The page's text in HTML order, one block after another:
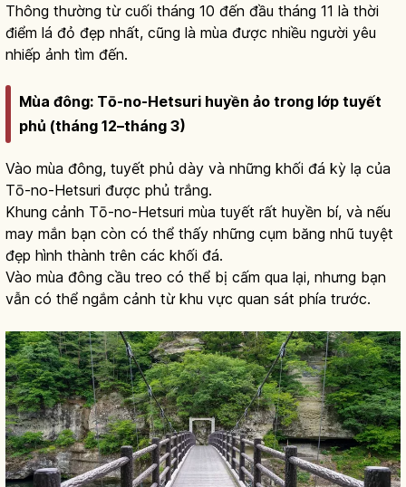
Thông thường từ cuối tháng 10 đến đầu tháng 11 là thời
điểm lá đỏ đẹp nhất, cũng là mùa được nhiều người yêu
nhiếp ảnh tìm đến.
Mùa đông: Tō-no-Hetsuri huyền ảo trong lớp tuyết
phủ (tháng 12–tháng 3)
Vào mùa đông, tuyết phủ dày và những khối đá kỳ lạ của
Tō-no-Hetsuri được phủ trắng.
Khung cảnh Tō-no-Hetsuri mùa tuyết rất huyền bí, và nếu
may mắn bạn còn có thể thấy những cụm băng nhũ tuyệt
đẹp hình thành trên các khối đá.
Vào mùa đông cầu treo có thể bị cấm qua lại, nhưng bạn
vẫn có thể ngắm cảnh từ khu vực quan sát phía trước.